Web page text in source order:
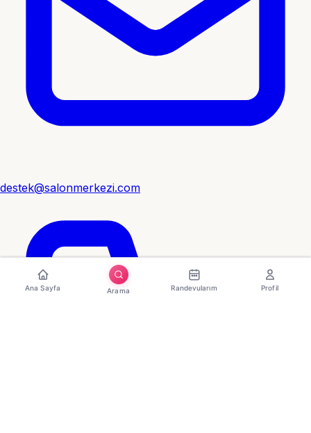
destek@salonmerkezi.com
Ana Sayfa Arama Randevularım Profil